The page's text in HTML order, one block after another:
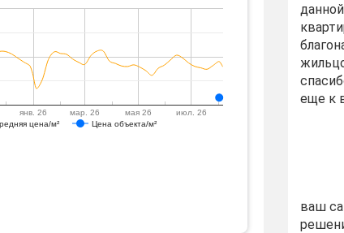
цена/м² Цена объекта/м²
янв. 26 мар. 26 мая 26 июл. 26
еще к
ваш